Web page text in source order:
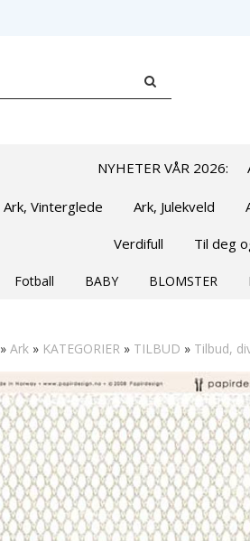
NYHETER VÅR 2026:
Ark, Vinterglede Ark, Julekveld
Verdifull Til deg
Fotball BABY BLOMSTER
» Ark » KATEGORIER » TILBUD » Tilbud,